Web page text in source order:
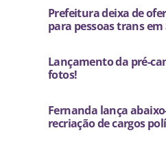
Prefeitura deixa de
para pessoas trans em
Lançamento da pré-
fotos!
Fernanda lança
recriação de cargos